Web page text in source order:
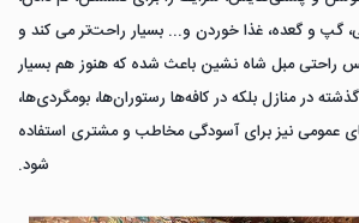
گپ و گعده، غذا خوردن و... بسیار راحت‌تر می کند و
راحتی مبل شاه نشین باعث شده که هنوز هم بسیار
در منازل بلکه در کافه‌ها رستوران‌ها، بومگردی‌ها،
عمومی نیز برای آسودگی مخاطب و مشتری استفاده
شود.